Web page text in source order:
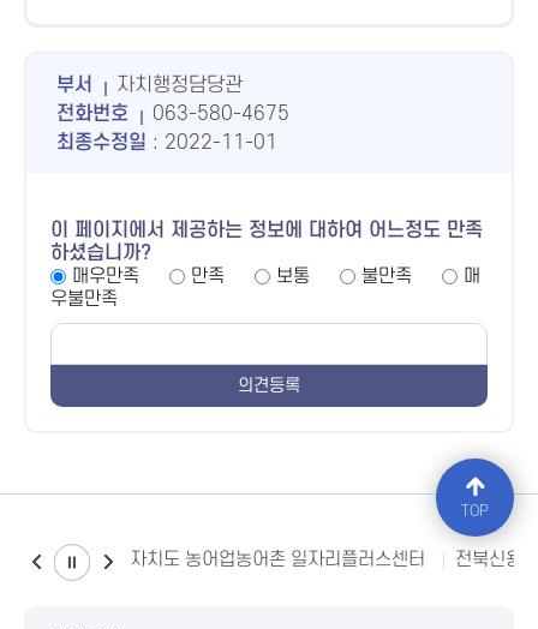
부서
자치행정담당관
전화번호
063-580-4675
최종수정일 : 2022-11-01
이 페이지에서 제공하는 정보에 대하여 어느정도 만족
하셨습니까?
매우만족
만족 보통 불만족
매
우불만족
전북특별자치도 농어업농어촌 일자리플러스센터 전북신용
TOP